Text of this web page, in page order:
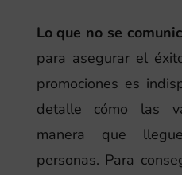
Lo que no se
para asegurar el
promociones es
detalle cómo las
manera que
personas. Para